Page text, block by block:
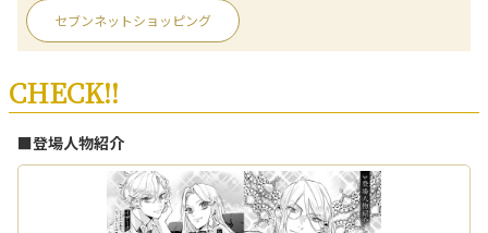
セブンネットショッピング
CHECK!!
■登場人物紹介